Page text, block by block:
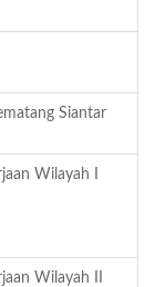
Siantar
Wilayah I
Wilayah II